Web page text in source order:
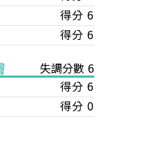
得分 6
得分 6
失調分數 6
得分 6
得分 0